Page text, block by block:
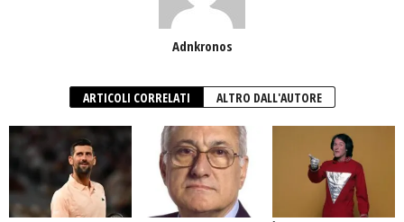
Adnkronos
ARTICOLI CORRELATI ALTRO DALL'AUTORE